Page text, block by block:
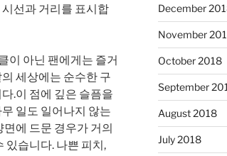
선과 거리를 표시합
이 아닌 팬에게는 즐거
세상에는 순수한 구
.이 점에 깊은 슬픔을
일도 일어나지 않는
에 드문 경우가 거의
있습니다. 나쁜 피치,
December
November
October 2018
September
August 2018
July 2018